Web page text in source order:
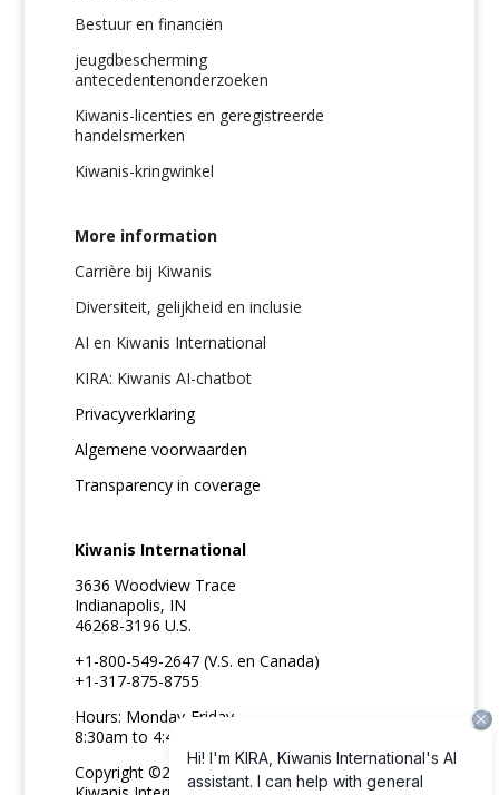
Bestuur en financiën
jeugdbescherming
antecedentenonderzoeken
Kiwanis-licenties en geregistreerde
handelsmerken
Kiwanis-kringwinkel
More information
Carrière bij Kiwanis
Diversiteit, gelijkheid en inclusie
AI en Kiwanis International
KIRA: Kiwanis AI-chatbot
Privacyverklaring
Algemene voorwaarden
Transparency in coverage
Kiwanis International
3636 Woodview Trace
Indianapolis, IN
46268-3196 U.S.
+1-800-549-2647 (V.S. en Canada)
+1-317-875-8755
Hours: Monday-Friday
8:30am to 4:45pm ET
Copyright ©2026